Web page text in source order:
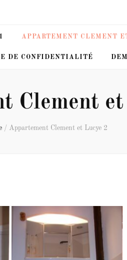
APPARTEMENT CLEMENT
DE CONFIDENTIALITÉ
Clement
/ Appartement Clement et Lucye 2